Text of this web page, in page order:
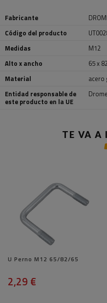
Fabricante
Código del producto
Medidas
M12
Alto x ancho
65 x
Material
acero
Entidad responsable de
este producto en la UE
TE VA A
U Perno M12 65/82/65
2,29 €